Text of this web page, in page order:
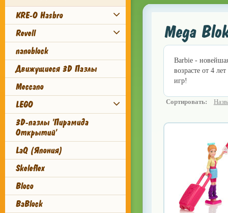
KRE-O Hasbro
Revell
nanoblock
Движущиеся 3D Пазлы
Meccano
LEGO
3D-пазлы 'Пирамида
Открытий'
LaQ (Япония)
Skeleflex
Bloco
BaBlock
Mega
Barbie -
возрасте от 4
игр!
Сортировать: